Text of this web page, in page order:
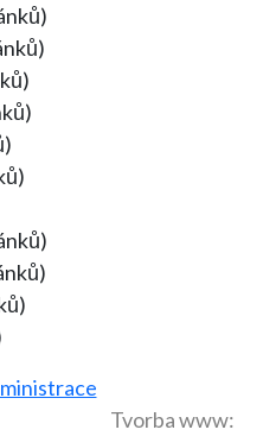
Tvorba www: